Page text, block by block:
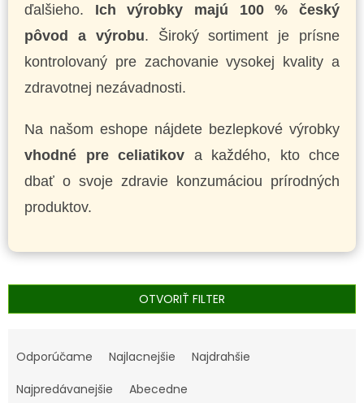
ďalšieho. Ich výrobky majú 100 % český
pôvod a výrobu. Široký sortiment je prísne
kontrolovaný pre zachovanie vysokej kvality a
zdravotnej nezávadnosti.
Na našom eshope nájdete bezlepkové výrobky
vhodné pre celiatikov a každého, kto chce
dbať o svoje zdravie konzumáciou prírodných
produktov.
OTVORIŤ FILTER
a
e
Odporúčame Najlacnejšie
Najdrahšie
Najpredávanejšie
Abecedne